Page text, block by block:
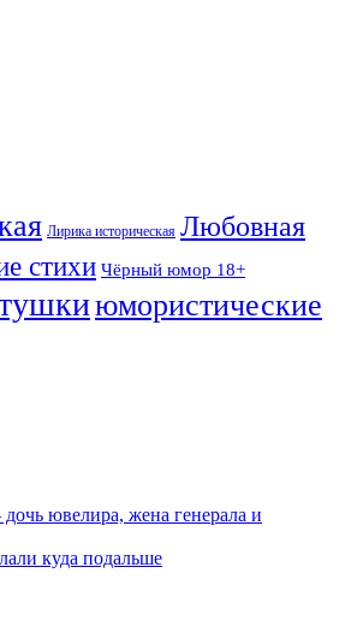
Лирика историческая Любовная
стихи Чёрный юмор 18+
юмористические
ювелира, жена генерала и
куда подальше